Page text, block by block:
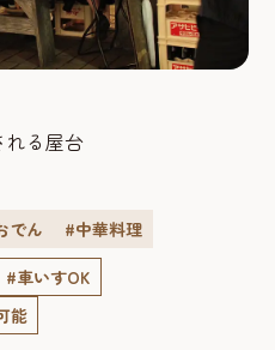
れる屋台
でん
#中華料理
#車いすOK
能